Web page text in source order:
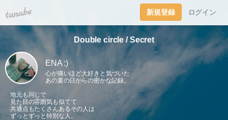
tuna.be 新規登録 ログイン
Double circle / Secret
ENA :)
心が痛いほど大好きと気づいた
あの夏の日からの密かな記録。
地元も同じで
見た目の雰囲気も似てて
共通点もたくさんあるその人は
ずっとずっと特別な人。